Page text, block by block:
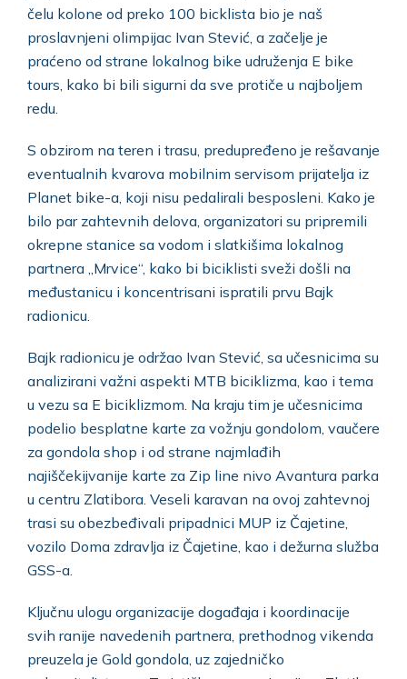
čelu kolone od preko 100 bicklista bio je naš
proslavnjeni olimpijac Ivan Stević, a začelje je
praćeno od strane lokalnog bike udruženja E bike
tours, kako bi bili sigurni da sve protiče u najboljem
redu.
S obzirom na teren i trasu, predupređeno je rešavanje
eventualnih kvarova mobilnim servisom prijatelja iz
Planet bike-a, koji nisu pedalirali besposleni. Kako je
bilo par zahtevnih delova, organizatori su pripremili
okrepne stanice sa vodom i slatkišima lokalnog
partnera „Mrvice“, kako bi biciklisti sveži došli na
međustanicu i koncentrisani ispratili prvu Bajk
radionicu.
Bajk radionicu je održao Ivan Stević, sa učesnicima su
analizirani važni aspekti MTB biciklizma, kao i tema
u vezu sa E biciklizmom. Na kraju tim je učesnicima
podelio besplatne karte za vožnju gondolom, vaučere
za gondola shop i od strane najmlađih
najiščekijvanije karte za Zip line nivo Avantura parka
u centru Zlatibora. Veseli karavan na ovoj zahtevnoj
trasi su obezbeđivali pripadnici MUP iz Čajetine,
vozilo Doma zdravlja iz Čajetine, kao i dežurna služba
GSS-a.
Ključnu ulogu organizacije događaja i koordinacije
svih ranije navedenih partnera, prethodnog vikenda
preuzela je Gold gondola, uz zajedničko